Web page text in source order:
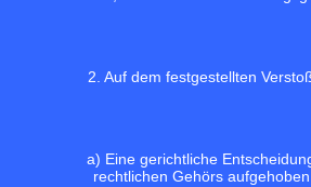
2. Auf dem festgestellten
a) Eine gerichtliche
rechtlichen Gehörs